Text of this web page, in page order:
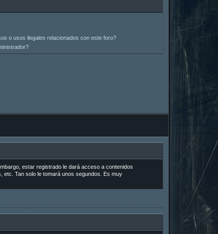
o usos ilegales relacionados con este foro?
estar registrado le dará acceso a contenidos
Tan solo le tomará unos segundos. Es muy